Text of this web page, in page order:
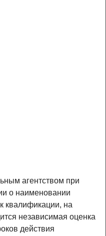
агентством при
о наименовании
квалификации, на
независимая оценка
действия